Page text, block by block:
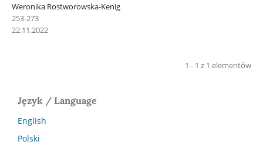
Weronika Rostworowska-Kenig
253-273
22.11.2022
1 - 1 z 1 elementów
Język / Language
English
Polski